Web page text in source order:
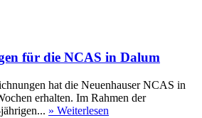
für die NCAS in Dalum
hat die Neuenhauser NCAS in
erhalten. Im Rahmen der
» Weiterlesen